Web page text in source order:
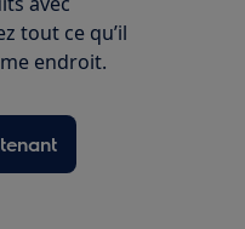
tout ce qu’il
endroit.